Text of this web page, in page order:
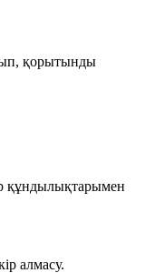
қорытынды
құндылықтарымен
алмасу.